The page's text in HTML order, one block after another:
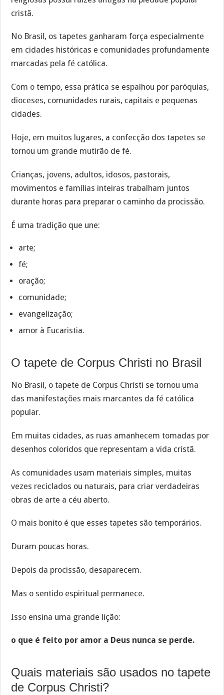
cristã.
No Brasil, os tapetes ganharam força especialmente
em cidades históricas e comunidades profundamente
marcadas pela fé católica.
Com o tempo, essa prática se espalhou por paróquias,
dioceses, comunidades rurais, capitais e pequenas
cidades.
Hoje, em muitos lugares, a confecção dos tapetes se
tornou um grande mutirão de fé.
Crianças, jovens, adultos, idosos, pastorais,
movimentos e famílias inteiras trabalham juntos
durante horas para preparar o caminho da procissão.
É uma tradição que une:
arte;
fé;
oração;
comunidade;
evangelização;
amor à Eucaristia.
O tapete de Corpus Christi no Brasil
No Brasil, o tapete de Corpus Christi se tornou uma
das manifestações mais marcantes da fé católica
popular.
Em muitas cidades, as ruas amanhecem tomadas por
desenhos coloridos que representam a vida cristã.
As comunidades usam materiais simples, muitas
vezes reciclados ou naturais, para criar verdadeiras
obras de arte a céu aberto.
O mais bonito é que esses tapetes são temporários.
Duram poucas horas.
Depois da procissão, desaparecem.
Mas o sentido espiritual permanece.
Isso ensina uma grande lição:
o que é feito por amor a Deus nunca se perde.
Quais materiais são usados no tapete
de Corpus Christi?